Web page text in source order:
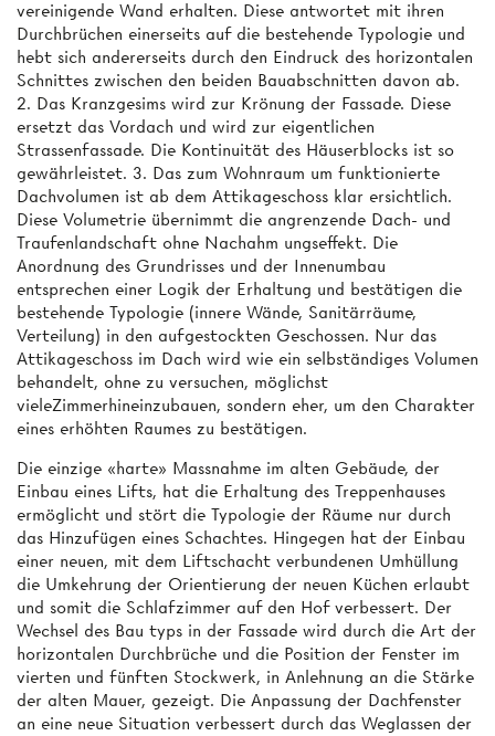
vereinigende Wand erhalten. Diese antwortet mit ihren
Durchbrüchen einerseits auf die bestehende Typologie und
hebt sich andererseits durch den Eindruck des horizontalen
Schnittes zwischen den beiden Bauabschnitten davon ab.
2. Das Kranzgesims wird zur Krönung der Fassade. Diese
ersetzt das Vordach und wird zur eigentlichen
Strassenfassade. Die Kontinuität des Häuserblocks ist so
gewährleistet. 3. Das zum Wohnraum um funktionierte
Dachvolumen ist ab dem Attikageschoss klar ersichtlich.
Diese Volumetrie übernimmt die angrenzende Dach- und
Traufenlandschaft ohne Nachahm ungseffekt. Die
Anordnung des Grundrisses und der Innenumbau
entsprechen einer Logik der Erhaltung und bestätigen die
bestehende Typologie (innere Wände, Sanitärräume,
Verteilung) in den aufgestockten Geschossen. Nur das
Attikageschoss im Dach wird wie ein selbständiges Volumen
behandelt, ohne zu versuchen, möglichst
vieleZimmerhineinzubauen, sondern eher, um den Charakter
eines erhöhten Raumes zu bestätigen.
Die einzige «harte» Massnahme im alten Gebäude, der
Einbau eines Lifts, hat die Erhaltung des Treppenhauses
ermöglicht und stört die Typologie der Räume nur durch
das Hinzufügen eines Schachtes. Hingegen hat der Einbau
einer neuen, mit dem Liftschacht verbundenen Umhüllung
die Umkehrung der Orientierung der neuen Küchen erlaubt
und somit die Schlafzimmer auf den Hof verbessert. Der
Wechsel des Bau typs in der Fassade wird durch die Art der
horizontalen Durchbrüche und die Position der Fenster im
vierten und fünften Stockwerk, in Anlehnung an die Stärke
der alten Mauer, gezeigt. Die Anpassung der Dachfenster
an eine neue Situation verbessert durch das Weglassen der